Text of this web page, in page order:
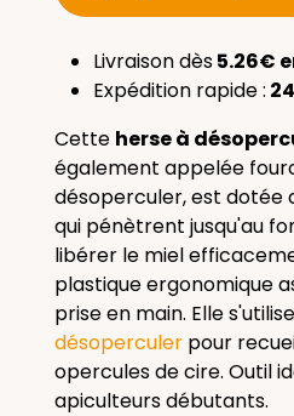
Livraison dès5.26€
Expédition rapide :
Cette herse à
également appelée
désoperculer, est dotée
qui pénètrent jusqu'au
libérer le miel
plastique ergonomique
prise en main. Elle
désoperculer pour
opercules de cire. Outil
apiculteurs débutants.